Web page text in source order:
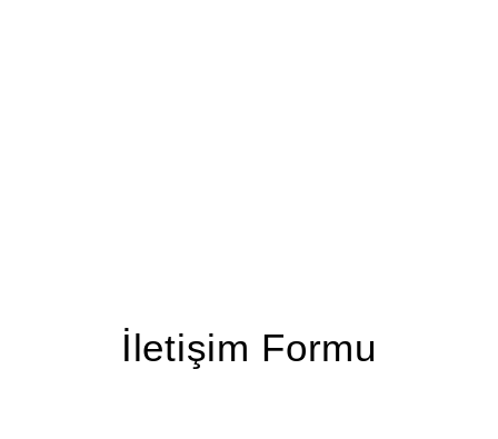
İletişim Formu